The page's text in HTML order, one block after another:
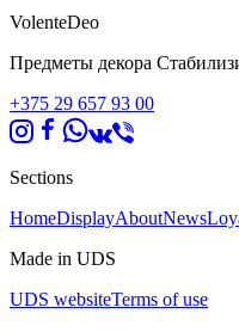
которые сделают ваш
Приходите за вдохновением!
Работаем без выходных,
VolenteDeo
Предметы декора
+375 29 657 93 00
Sections
HomeDisplayAboutNews
Made in UDS
UDS websiteTerms of use